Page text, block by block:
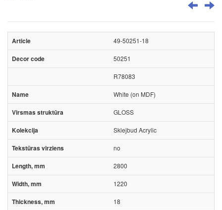
49-50251-18
50251
R78083
White (on MDF)
GLOSS
Sklejbud Acrylic
no
2800
1220
18